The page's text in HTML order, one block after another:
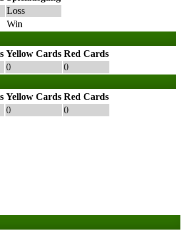
Loss
Win
Yellow Cards Red Cards
0 0
Yellow Cards Red Cards
0
0